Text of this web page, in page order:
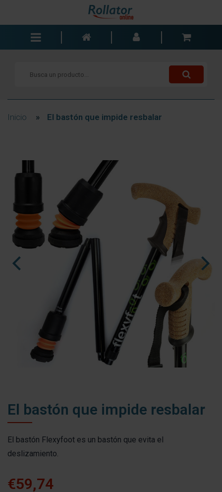
Sillas de ruedas
Accesorios
Componentes
Contacto
nl
fr
Inicio » El bastón que impide resbalar
El bastón que impide resbalar
El bastón Flexyfoot es un bastón que evita el
deslizamiento.
€59,74